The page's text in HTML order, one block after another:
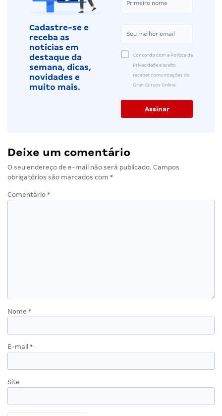
Cadastre-se e
receba as
notícias em
destaque da
semana, dicas,
novidades e
muito mais.
Concordo com a Política de
Privacidade e aceito
receber comunicações do
Gran Cursos Online.
Deixe um comentário
O seu endereço de e-mail não será publicado. Campos
obrigatórios são marcados com *
Comentário *
Nome *
E-mail *
Site